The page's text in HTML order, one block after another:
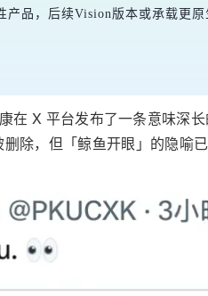
品，后续Vision版本或承载更原
在 X 平台发布了一条意味
除，但「鲸鱼开眼」的隐喻已